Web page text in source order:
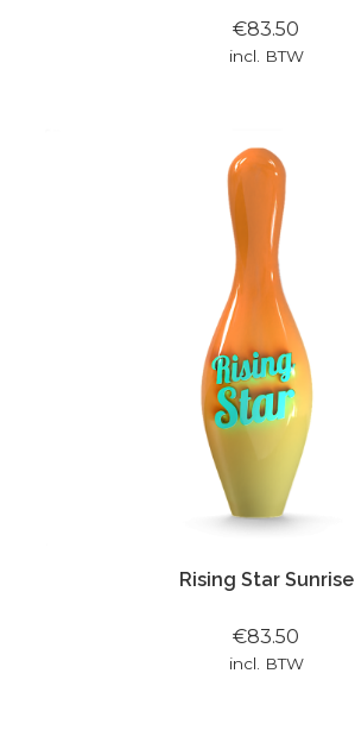
€83.50
incl. BTW
Rising Star Sunrise
€83.50
incl. BTW